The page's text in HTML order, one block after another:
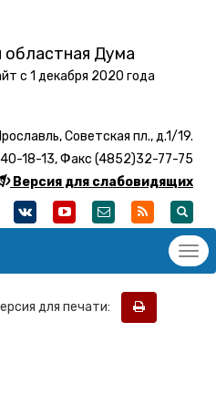
областная Дума
с 1 декабря 2020 года
Советская пл., д.1/19.
18-13, Факс (4852)32-77-75
Версия для слабовидящих
для печати: